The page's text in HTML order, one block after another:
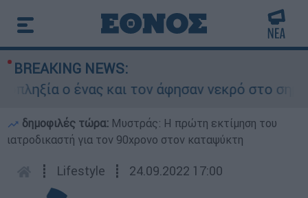
BREAKING NEWS:
ο ένας και τον άφησαν νεκρό στο σημείο
δημοφιλές τώρα: Μυστράς: Η πρώτη εκτίμηση του
ιατροδικαστή για τον 90χρονο στον καταψύκτη
┋ Lifestyle ┋ 24.09.2022 17:00